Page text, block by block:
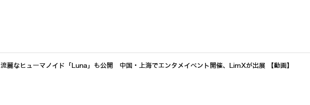
流麗なヒューマノイド「Luna」も公開 中国・上海でエンタメイベント開催、LimXが出展 【動画】